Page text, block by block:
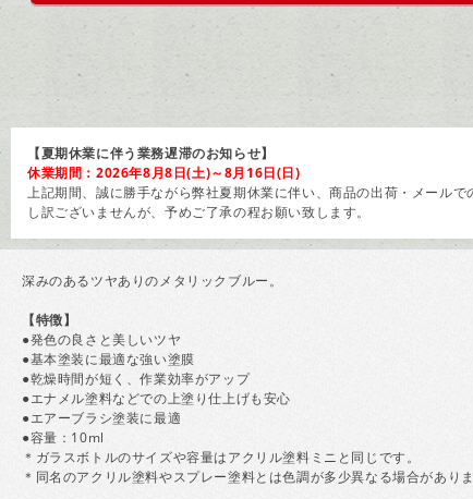
【夏期休業に伴う業務遅滞のお知らせ】
休業期間：2026年8月8日(土)～8月16日(日)
上記期間、誠に勝手ながら弊社夏期休業に伴い、商品の出荷・メール
し訳ございませんが、予めご了承の程お願い致します。
深みのあるツヤありのメタリックブルー。
【特徴】
●発色の良さと美しいツヤ
●基本塗装に最適な強い塗膜
●乾燥時間が短く、作業効率がアップ
●エナメル塗料などでの上塗り仕上げも安心
●エアーブラシ塗装に最適
●容量：10ml
＊ガラスボトルのサイズや容量はアクリル塗料ミニと同じです。
＊同名のアクリル塗料やスプレー塗料とは色調が多少異なる場合がありま